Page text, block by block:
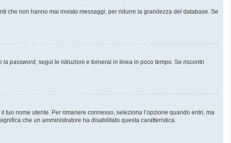
che non hanno mai inviato messaggi, per ridurre la grandezza del database. Se
la password, segui le istruzioni e tornerai in linea in poco tempo. Se riscontri
nome utente. Per rimanere connesso, seleziona l’opzione quando entri, ma
che un amministratore ha disabilitato questa caratteristica.